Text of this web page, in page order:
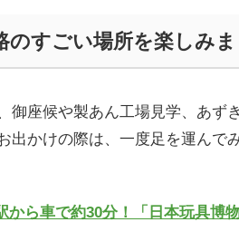
のすごい場所を楽しみま
御座候や製あん工場見学、あず
出かけの際は、一度足を運んで
から車で約30分！「日本玩具博